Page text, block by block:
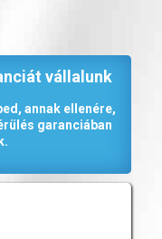
vállalunk
annak ellenére,
garanciában